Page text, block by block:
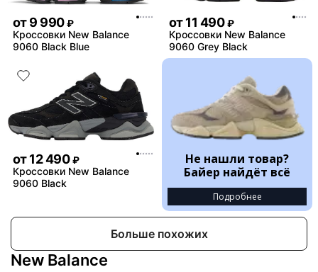
от9 990 ₽
Кроссовки New Balance
9060 Black Blue
от11 490 ₽
Кроссовки New Balance
9060 Grey Black
от12 490 ₽
Кроссовки New Balance
9060 Black
Не нашли товар?
Байер найдёт всё
Подробнее
Больше похожих
New Balance